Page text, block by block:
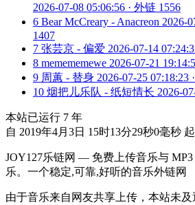
2026-07-08 05:06:56 · 外链 1556
6 Bear McCreary - Anacreon 2026-
1407
7 张芸京 - 偏爱 2026-07-14
8 memememewe 2026-07-21
9 周蕙 - 替身 2026-07-25 07:18:23
10 烟把儿乐队 - 纸短情长 2026-
本站已运行 7 年
自 2019年4月3日 15时13分29秒0毫秒 起
JOY127乐链网 — 免费上传音乐与
乐。一个稳定,可靠,好听的音乐外链网
由于音乐来自网友共享上传，本站未及